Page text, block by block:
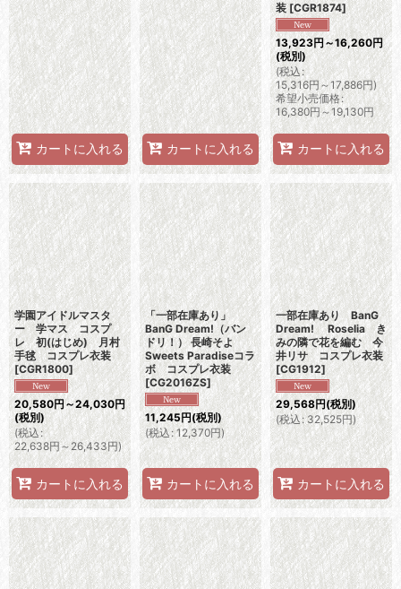
カートに入れる カートに入れる
装 [CGR1874]
13,923円 ～16,260円
(税別)
(税込 :
15,316円～17,886円)
希望小売価格 :
16,380円～19,130円
カートに入れる
学園アイドルマスタ
ー 学マス コスプ
レ 初(はじめ) 月村
手毬 コスプレ衣装
[CGR1800]
20,580円～24,030円
(税別)
(税込 :
22,638円～26,433円)
カートに入れる
「一部在庫あり」
BanG Dream!（バン
ドリ！） 長崎そよ
Sweets Paradiseコラ
ボ コスプレ衣装
[CG2016ZS]
11,245円(税別)
(税込: 12,370円)
カートに入れる
一部在庫あり BanG
Dream! Roselia き
みの隣で花を編む 今
井リサ コスプレ衣装
[CG1912]
29,568円(税別)
(税込: 32,525円)
カートに入れる